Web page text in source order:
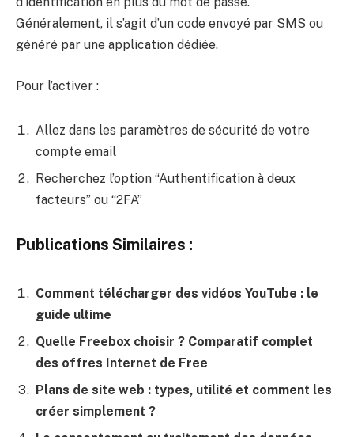
Généralement, il s’agit d’un code envoyé par SMS ou
généré par une application dédiée.
Pour l’activer :
Allez dans les paramètres de sécurité de votre
compte email
Recherchez l’option “Authentification à deux
facteurs” ou “2FA”
Publications Similaires :
Comment télécharger des vidéos YouTube : le
guide ultime
Quelle Freebox choisir ? Comparatif complet
des offres Internet de Free
Plans de site web : types, utilité et comment les
créer simplement ?